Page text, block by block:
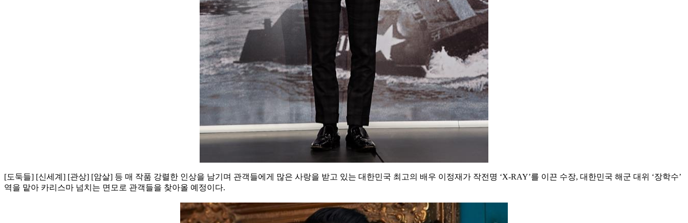
[도둑들] [신세계] [관상] [암살] 등 매 작품 강렬한 인상을 남기며 관객들에게 많은 사랑을 받고 있는 대한민국 최고의 배우 이정재가 작전명 ‘X-RAY’를 이끈 수장, 대한민국 해군 대위 ‘장학수’
역을 맡아 카리스마 넘치는 면모로 관객들을 찾아올 예정이다.